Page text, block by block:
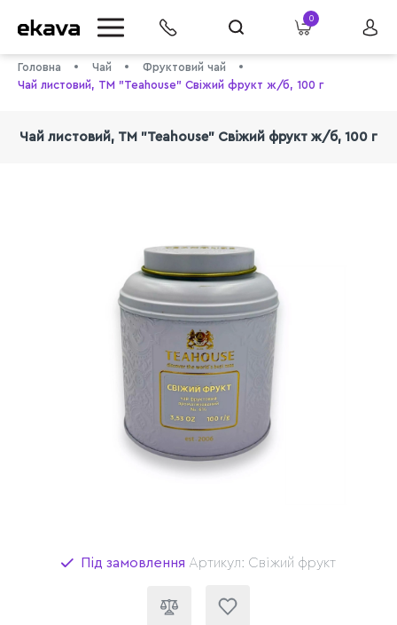
0
Головна Чай
Фруктовий чай
Чай листовий, ТМ "Teahouse" Свіжий фрукт ж/б, 100 г
Чай листовий, ТМ "Teahouse" Свіжий фрукт ж/б, 100 г
Під замовлення Артикул: Свіжий фрукт